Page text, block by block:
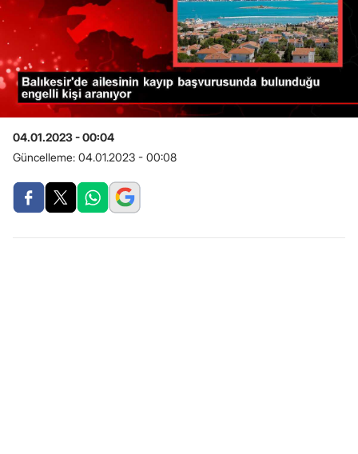
04.01.2023 - 00:04
Güncelleme: 04.01.2023 - 00:08